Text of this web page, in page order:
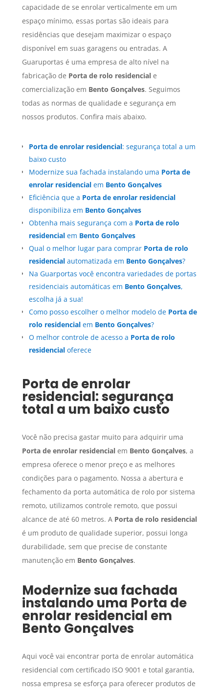
capacidade de se enrolar verticalmente em um
espaço mínimo, essas portas são ideais para
residências que desejam maximizar o espaço
disponível em suas garagens ou entradas. A
Guaruportas é uma empresa de alto nível na
fabricação de Porta de rolo residenciale
comercialização em Bento Gonçalves. Seguimos
todas as normas de qualidade e segurança em
nossos produtos. Confira mais abaixo.
Porta de enrolar residencial: segurança total a um
baixo custo
Modernize sua fachada instalando uma Porta de
enrolar residencialem Bento Gonçalves
Eficiência que a Porta de enrolar residencial
disponibiliza em Bento Gonçalves
Obtenha mais segurança com a Porta de rolo
residencialem Bento Gonçalves
Qual o melhor lugar para comprar Porta de rolo
residencialautomatizada em Bento Gonçalves?
Na Guarportas você encontra variedades de portas
residenciais automáticas em Bento Gonçalves,
escolha já a sua!
Como posso escolher o melhor modelo de Porta de
rolo residencialem Bento Gonçalves?
O melhor controle de acesso a Porta de rolo
residencialoferece
Porta de enrolar
residencial: segurança
total a um baixo custo
Você não precisa gastar muito para adquirir uma
Porta de enrolar residencialem Bento Gonçalves, a
empresa oferece o menor preço e as melhores
condições para o pagamento. Nossa a abertura e
fechamento da porta automática de rolo por sistema
remoto, utilizamos controle remoto, que possui
alcance de até 60 metros. A Porta de rolo residencial
é um produto de qualidade superior, possui longa
durabilidade, sem que precise de constante
manutenção em Bento Gonçalves.
Modernize sua fachada
instalando uma Porta de
enrolar residencial em
Bento Gonçalves
Aqui você vai encontrar porta de enrolar automática
residencial com certificado ISO 9001 e total garantia,
nossa empresa se esforça para oferecer produtos de